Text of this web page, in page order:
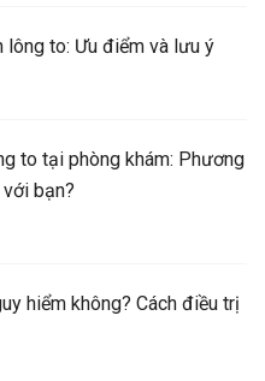
lông to: Ưu điểm và lưu ý
to tại phòng khám: Phương
bạn?
hiểm không? Cách điều trị